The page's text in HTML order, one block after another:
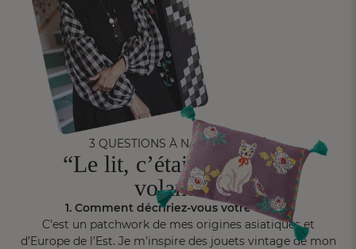
3 QUESTIONS À NATHALIE LÉTÉ
“Le lit, c’était mon tapis
volant...”
1. Comment décririez-vous votre style ?
C’est un patchwork de mes origines asiatiques et
d’Europe de l’Est. Je m’inspire des jouets vintage de mon